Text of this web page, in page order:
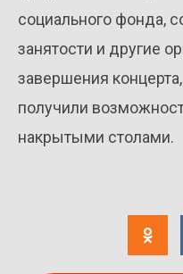
социального фонда,
занятости и другие
завершения
получили
накрытыми столами.